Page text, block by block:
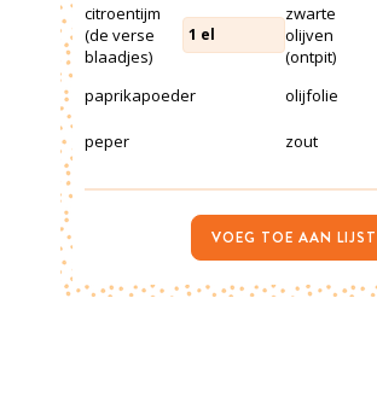
citroentijm
(de verse
blaadjes)
1 el
zwarte
olijven
(ontpit)
paprikapoeder olijfolie
peper zout
VOEG TOE AAN LIJST